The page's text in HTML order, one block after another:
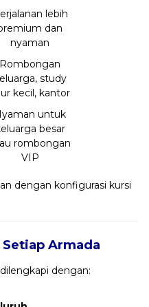
lebih
dan
nyaman
Rombongan
study
kecil, kantor
untuk
besar
rombongan
VIP
dengan konfigurasi kursi
Armada
dengan: